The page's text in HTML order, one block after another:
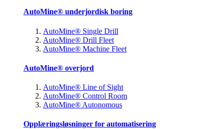
AutoMine® underjordisk boring
AutoMine® Single Drill
AutoMine® Drill Fleet
AutoMine® Machine Fleet
AutoMine® overjord
AutoMine® Line of Sight
AutoMine® Control Room
AutoMine® Autonomous
Opplæringsløsninger for automatisering